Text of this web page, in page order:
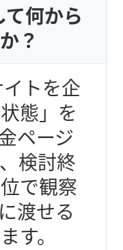
何から
？
トを企
態」を
ページ
検討終
で観察
渡せる
す。